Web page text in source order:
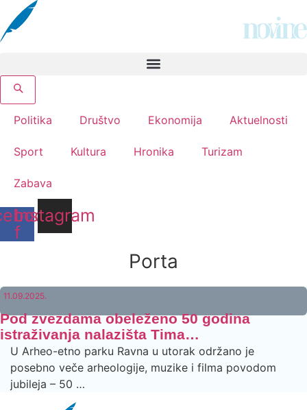
Скочите
на
садржај
Politika Društvo Ekonomija Aktuelnosti
Sport Kultura Hronika Turizam
Zabava
f
Instagram
Porta
11.09.2025.
Pod zvezdama obeleženo 50 godina
istraživanja nalazišta Tima…
U Arheo-etno parku Ravna u utorak održano je
posebno veče arheologije, muzike i filma povodom
jubileja – 50 …